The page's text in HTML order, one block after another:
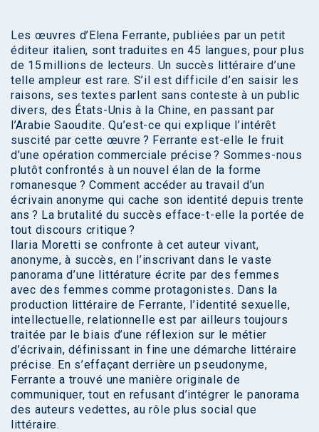
Les œuvres d’Elena Ferrante, publiées par un petit
éditeur italien, sont traduites en 45 langues, pour plus
de 15 millions de lecteurs. Un succès littéraire d’une
telle ampleur est rare. S’il est difficile d’en saisir les
raisons, ses textes parlent sans conteste à un public
divers, des États-Unis à la Chine, en passant par
l’Arabie Saoudite. Qu’est-ce qui explique l’intérêt
suscité par cette œuvre ? Ferrante est-elle le fruit
d’une opération commerciale précise ? Sommes-nous
plutôt confrontés à un nouvel élan de la forme
romanesque ? Comment accéder au travail d’un
écrivain anonyme qui cache son identité depuis trente
ans ? La brutalité du succès efface-t-elle la portée de
tout discours critique ?
Ilaria Moretti se confronte à cet auteur vivant,
anonyme, à succès, en l’inscrivant dans le vaste
panorama d’une littérature écrite par des femmes
avec des femmes comme protagonistes. Dans la
production littéraire de Ferrante, l’identité sexuelle,
intellectuelle, relationnelle est par ailleurs toujours
traitée par le biais d’une réflexion sur le métier
d’écrivain, définissant in fine une démarche littéraire
précise. En s’effaçant derrière un pseudonyme,
Ferrante a trouvé une manière originale de
communiquer, tout en refusant d’intégrer le panorama
des auteurs vedettes, au rôle plus social que
littéraire.